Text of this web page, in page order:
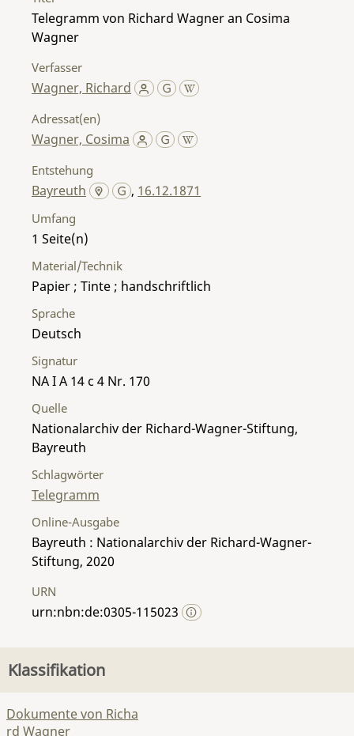
Telegramm von Richard Wagner an Cosima
Wagner
Verfasser
Wagner, Richard
Adressat(en)
Wagner, Cosima
Entstehung
Bayreuth , 16.12.1871
Umfang
1
Material/Technik
Papier ; Tinte ; handschriftlich
Sprache
Deutsch
Signatur
NA I A 14 c 4 Nr. 170
Quelle
Nationalarchiv der Richard-Wagner-Stiftung,
Bayreuth
Schlagwörter
Telegramm
Online-Ausgabe
Bayreuth : Nationalarchiv der Richard-Wagner-
Stiftung, 2020
URN
urn:nbn:de:0305-115023
Klassifikation
Dokumente von Richa
rd Wagner